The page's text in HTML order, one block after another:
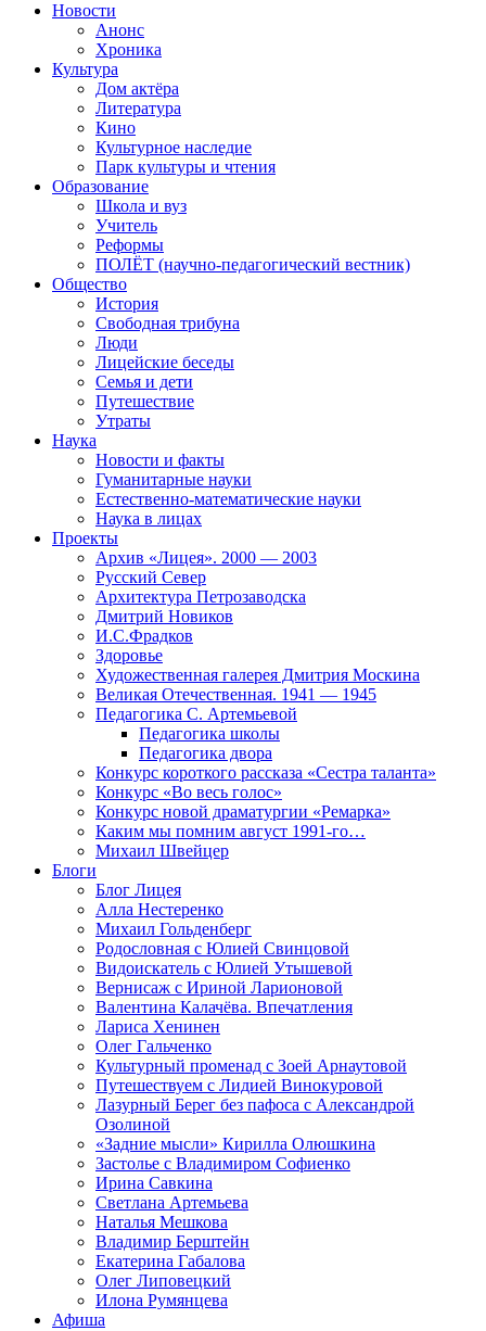
Новости
Анонс
Хроника
Культура
Дом актёра
Литература
Кино
Культурное наследие
Парк культуры и чтения
Образование
Школа и вуз
Учитель
Реформы
ПОЛЁТ (научно-педагогический вестник)
Общество
История
Свободная трибуна
Люди
Лицейские беседы
Семья и дети
Путешествие
Утраты
Наука
Новости и факты
Гуманитарные науки
Естественно-математические науки
Наука в лицах
Проекты
Архив «Лицея». 2000 — 2003
Русский Север
Архитектура Петрозаводска
Дмитрий Новиков
И.С.Фрадков
Здоровье
Художественная галерея Дмитрия Москина
Великая Отечественная. 1941 — 1945
Педагогика С. Артемьевой
Педагогика школы
Педагогика двора
Конкурс короткого рассказа «Сестра таланта»
Конкурс «Во весь голос»
Конкурс новой драматургии «Ремарка»
Каким мы помним август 1991-го…
Михаил Швейцер
Блоги
Блог Лицея
Алла Нестеренко
Михаил Гольденберг
Родословная с Юлией Свинцовой
Видоискатель с Юлией Утышевой
Вернисаж с Ириной Ларионовой
Валентина Калачёва. Впечатления
Лариса Хенинен
Олег Гальченко
Культурный променад с Зоей Арнаутовой
Путешествуем с Лидией Винокуровой
Лазурный Берег без пафоса с Александрой
Озолиной
«Задние мысли» Кирилла Олюшкина
Застолье с Владимиром Софиенко
Ирина Савкина
Светлана Артемьева
Наталья Мешкова
Владимир Берштейн
Екатерина Габалова
Олег Липовецкий
Илона Румянцева
Афиша